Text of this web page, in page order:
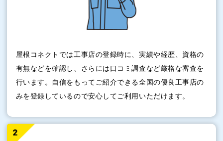
屋根コネクトでは工事店の登録時に、実績や経歴、資格の
有無などを確認し、さらには口コミ調査など厳格な審査を
行います。自信をもってご紹介できる全国の優良工事店の
みを登録しているので安心してご利用いただけます。